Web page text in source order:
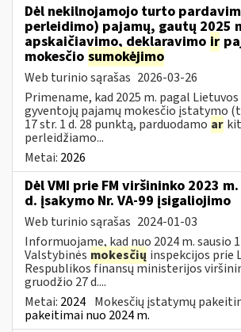
Dėl nekilnojamojo turto
perleidimo) pajamų, gautų 2025
apskaičiavimo, deklaravimo ir
mokesčio sumokėjimo
Web turinio sąrašas 2026-03-26
Primename, kad 2025 m. pagal
gyventojų pajamų mokesčio įstatymo
17 str. 1 d. 28 punktą, parduodamo ar
perleidžiamo...
Metai: 2026
Dėl VMI prie FM viršininko 2023
d. įsakymo Nr. VA-99 įsigaliojimo
Web turinio sąrašas 2024-01-03
Informuojame, kad nuo 2024 m. sausio
Valstybinės mokesčių inspekcijos prie
Respublikos finansų ministerijos
gruodžio 27 d....
Metai: 2024 Mokesčių įstatymų
pakeitimai nuo 2024 m.